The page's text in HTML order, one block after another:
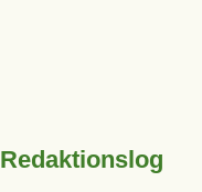
Redaktionslog